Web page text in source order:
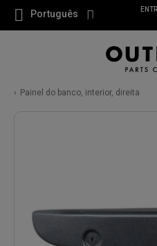
Português
Painel do banco, interior, direita